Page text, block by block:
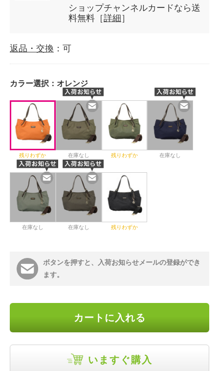
ショップチャンネルカードなら送
料無料［詳細 ］
返品・交換 ：可
カラー選択： オレンジ
残りわずか 在庫なし 残りわずか 在庫なし
在庫なし 在庫なし 残りわずか
ボタンを押すと、入荷お知らせメールの登録ができ
ます。
カートに入れる
いますぐ購入